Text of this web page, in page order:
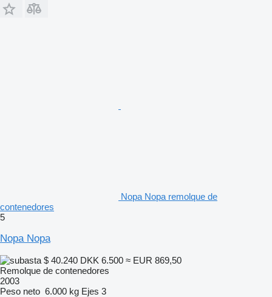
Nopa Nopa remolque de
contenedores
5
Nopa Nopa
$ 40.240 DKK 6.500 ≈ EUR 869,50
Remolque de contenedores
2003
Peso neto 6.000 kg Ejes 3